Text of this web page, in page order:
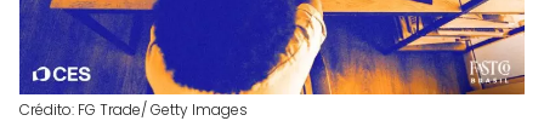
Crédito: FG Trade/ Getty Images